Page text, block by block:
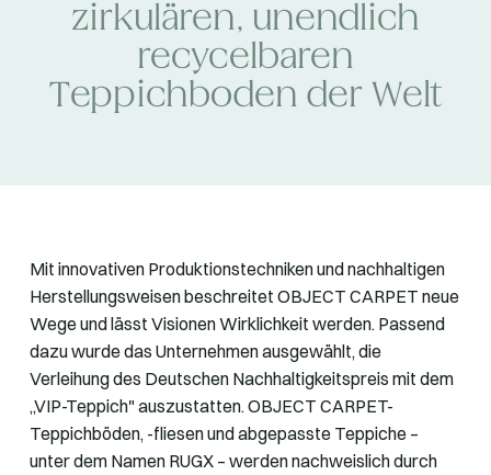
zirkulären, unendlich
recycelbaren
Teppichboden der Welt
Mit innovativen Produktionstechniken und nachhaltigen
Herstellungsweisen beschreitet OBJECT CARPET neue
Wege und lässt Visionen Wirklichkeit werden. Passend
dazu wurde das Unternehmen ausgewählt, die
Verleihung des Deutschen Nachhaltigkeitspreis mit dem
„VIP-Teppich" auszustatten. OBJECT CARPET-
Teppichböden, -fliesen und abgepasste Teppiche –
unter dem Namen RUGX – werden nachweislich durch